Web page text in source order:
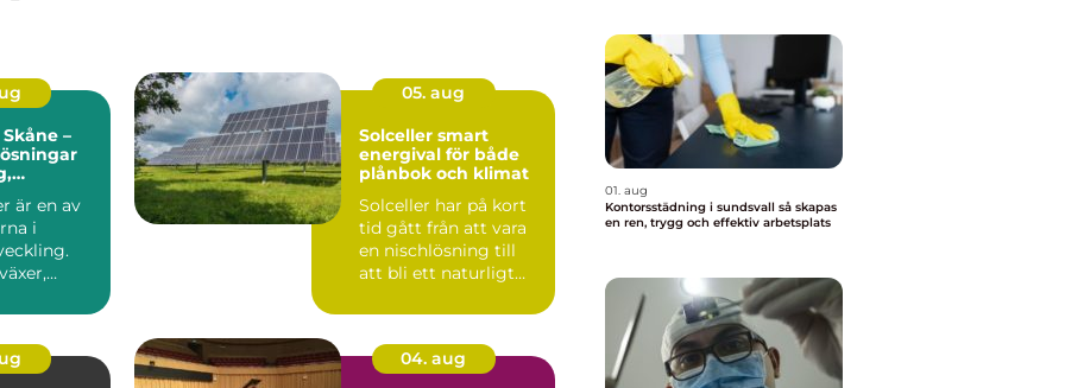
–
är en av
i
05. aug
Solceller smart
energival för både
plånbok och klimat
Solceller har på kort
tid gått från att vara
en nischlösning till
att bli ett naturligt
04. aug
01. aug
Kontorsstädning i sundsvall så skapas
en ren, trygg och effektiv arbetsplats